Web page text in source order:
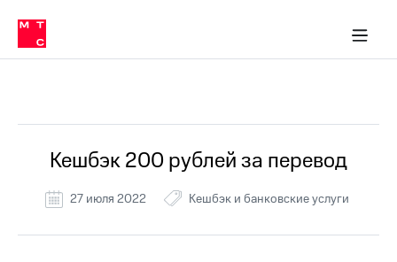
связь
Сервисы и подписки
30% на связь
кабинеты
Мобильная
и
Спутниковое
ТВ
Деньги
в МТС
Услуги
Роуминг
Кешбэк 200 рублей за перевод
27 июля 2022 Кешбэк и банковские услуги